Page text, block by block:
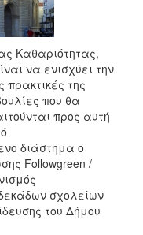
Καθαριότητας,
να ενισχύει την
πρακτικές της
που θα
προς αυτή
διάστημα ο
Followgreen /
σχολείων
του Δήμου